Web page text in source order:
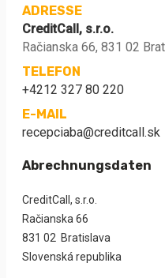
ADRESSE
CreditCall, s.r.o.
Račianska 66, 831 02
TELEFON
+4212 327 80 220
E-MAIL
recepciaba@creditcall.sk
Abrechnungsdaten
CreditCall, s.r.o.
Račianska 66
831 02 Bratislava
Slovenská republika